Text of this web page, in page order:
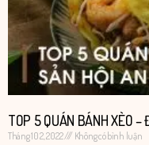
TOP 5 QUÁN BÁNH XÈO –
Tháng 10 2, 2022 Không có bình luận